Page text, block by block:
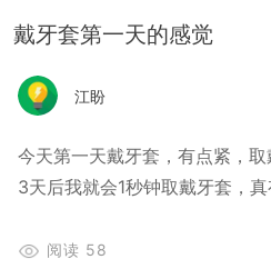
戴牙套第一天的感觉
江盼
今天第一天戴牙套，有点紧，
3天后我就会1秒钟取戴牙套，
阅读 58